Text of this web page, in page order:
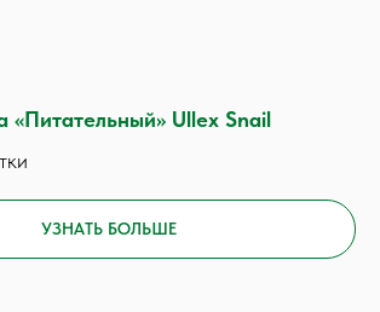
«Питательный» Ullex Snail
УЗНАТЬ БОЛЬШЕ